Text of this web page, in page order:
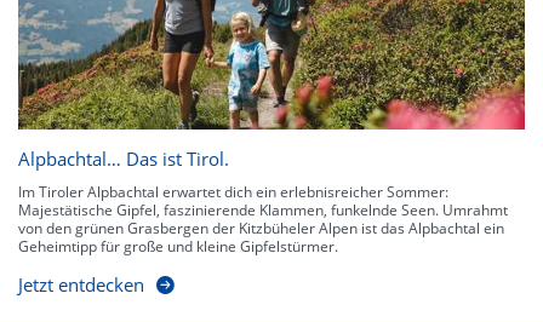
Alpbachtal… Das ist Tirol.
Im Tiroler Alpbachtal erwartet dich ein erlebnisreicher Sommer:
Majestätische Gipfel, faszinierende Klammen, funkelnde Seen. Umrahmt
von den grünen Grasbergen der Kitzbüheler Alpen ist das Alpbachtal ein
Geheimtipp für große und kleine Gipfelstürmer.
Jetzt entdecken